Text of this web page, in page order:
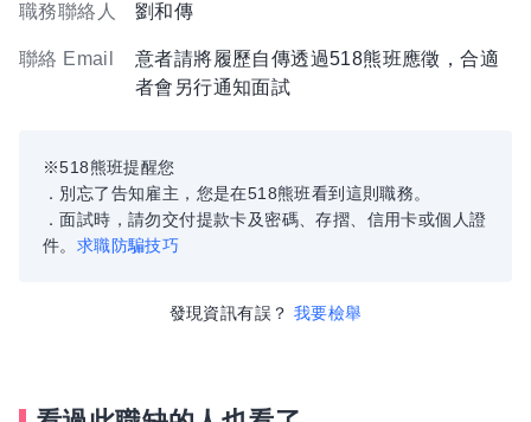
職務聯絡人 劉和傳
聯絡 Email
意者請將履歷自傳透過518熊班應徵，合適
者會另行通知面試
※518熊班提醒您
．別忘了告知雇主，您是在518熊班看到這則職務。
．面試時，請勿交付提款卡及密碼、存摺、信用卡或個人證
件。 求職防騙技巧
發現資訊有誤？ 我要檢舉